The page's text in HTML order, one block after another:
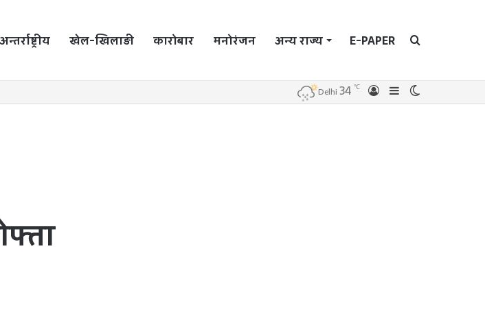
अन्तर्राष्ट्रीय खेल-खिलाड़ी कारोबार मनोरंजन अन्य राज्य E-PAPER Search
Sidebar
Log
Delhi 34 ℃